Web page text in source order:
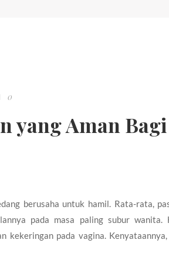
0
yang Aman
berusaha untuk hamil. Rata-rata,
pada masa paling subur wanita.
kekeringan pada vagina.